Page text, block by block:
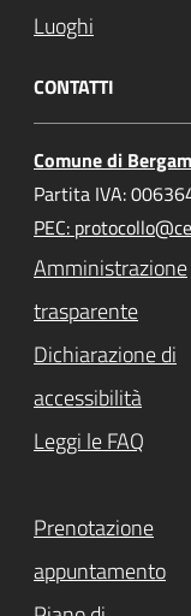
Luoghi
CONTATTI
Comune di
Partita IVA:
PEC:
Amministrazione
trasparente
Dichiarazione di
accessibilità
Leggi le FAQ
Prenotazione
appuntamento